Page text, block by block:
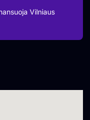
Vilniaus